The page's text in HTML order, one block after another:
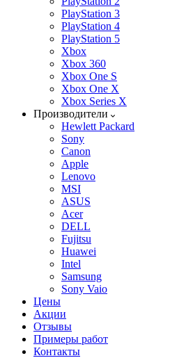
PlayStation 3
PlayStation 4
PlayStation 5
Xbox
Xbox 360
Xbox One S
Xbox One X
Xbox Series X
Производители
Hewlett Packard
Sony
Canon
Apple
Lenovo
MSI
ASUS
Acer
DELL
Fujitsu
Huawei
Intel
Samsung
Sony Vaio
Цены
Акции
Отзывы
Примеры работ
Контакты